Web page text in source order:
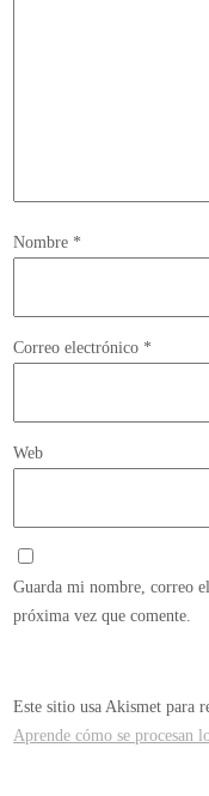
Nombre *
Correo electrónico *
Web
Guarda mi nombre, correo
próxima vez que comente.
Este sitio usa Akismet para
Aprende cómo se procesan